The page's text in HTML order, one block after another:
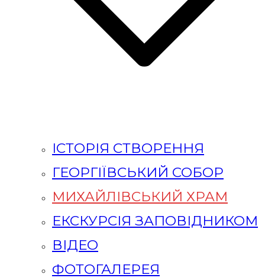
ІСТОРІЯ СТВОРЕННЯ
ГЕОРГІЇВСЬКИЙ СОБОР
МИХАЙЛІВСЬКИЙ ХРАМ
ЕКСКУРСІЯ ЗАПОВІДНИКОМ
ВІДЕО
ФОТОГАЛЕРЕЯ